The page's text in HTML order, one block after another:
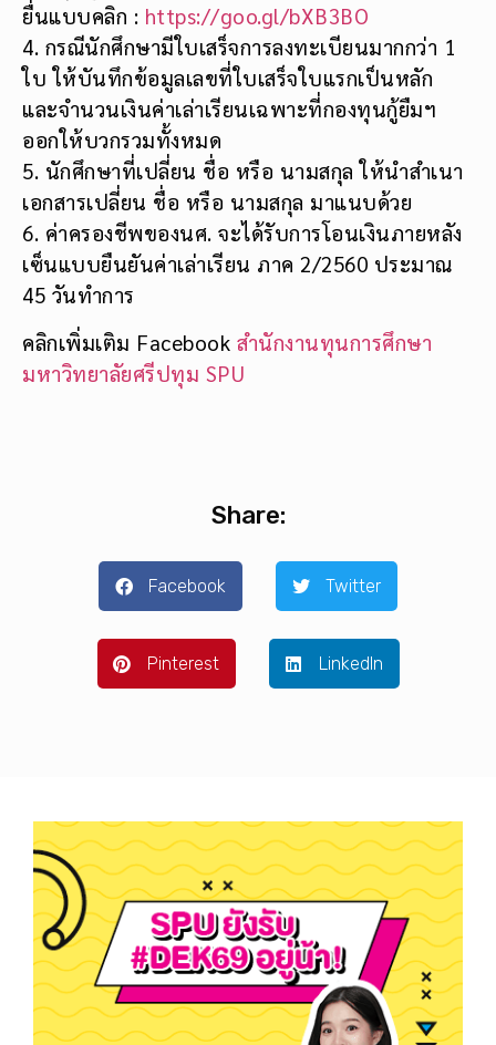
ยื่นแบบคลิก : https://goo.gl/bXB3BO
4. กรณีนักศึกษามีใบเสร็จการลงทะเบียนมากกว่า 1
ใบ ให้บันทึกข้อมูลเลขที่ใบเสร็จใบแรกเป็นหลัก
และจำนวนเงินค่าเล่าเรียนเฉพาะที่กองทุนกู้ยืมฯ
ออกให้บวกรวมทั้งหมด
5. นักศึกษาที่เปลี่ยน ชื่อ หรือ นามสกุล ให้นำสำเนา
เอกสารเปลี่ยน ชื่อ หรือ นามสกุล มาแนบด้วย
6. ค่าครองชีพของนศ. จะได้รับการโอนเงินภายหลัง
เซ็นแบบยืนยันค่าเล่าเรียน ภาค 2/2560 ประมาณ
45 วันทำการ
คลิกเพิ่มเติม Facebook สำนักงานทุนการศึกษา
มหาวิทยาลัยศรีปทุม SPU
Share:
Facebook Twitter
Pinterest LinkedIn